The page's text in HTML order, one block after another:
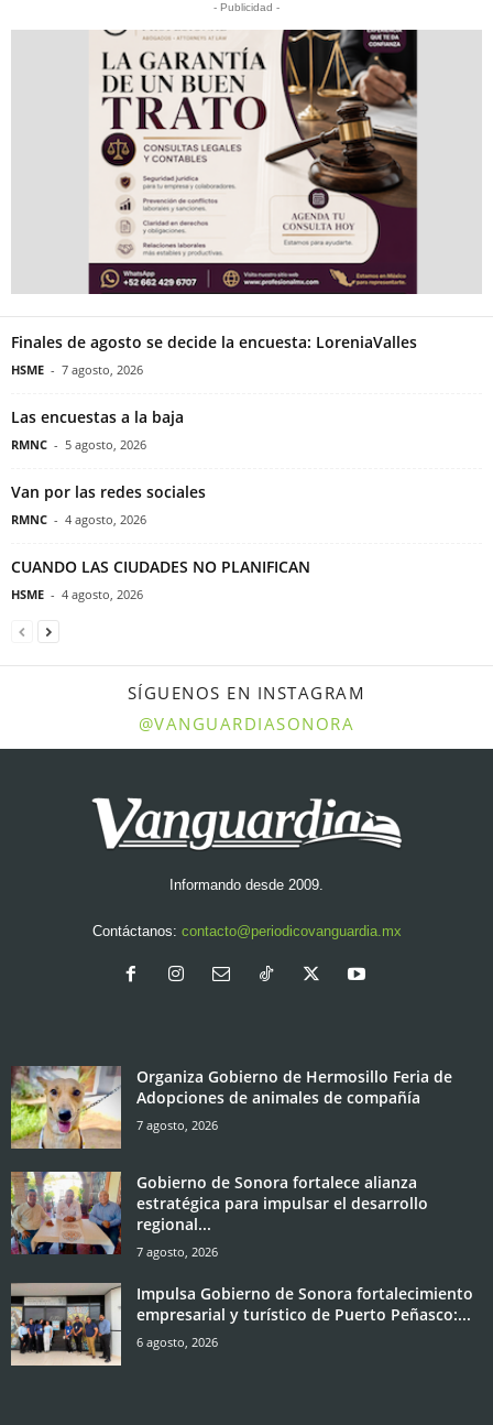
- Publicidad -
Finales de agosto se decide la encuesta: LoreniaValles
HSME - 7 agosto, 2026
Las encuestas a la baja
RMNC - 5 agosto, 2026
Van por las redes sociales
RMNC - 4 agosto, 2026
CUANDO LAS CIUDADES NO PLANIFICAN
HSME - 4 agosto, 2026
SÍGUENOS EN INSTAGRAM
@VANGUARDIASONORA
Informando desde 2009.
Contáctanos: contacto@periodicovanguardia.mx
Organiza Gobierno de Hermosillo Feria de
Adopciones de animales de compañía
7 agosto, 2026
Gobierno de Sonora fortalece alianza
estratégica para impulsar el desarrollo
regional...
7 agosto, 2026
Impulsa Gobierno de Sonora fortalecimiento
empresarial y turístico de Puerto Peñasco:...
6 agosto, 2026